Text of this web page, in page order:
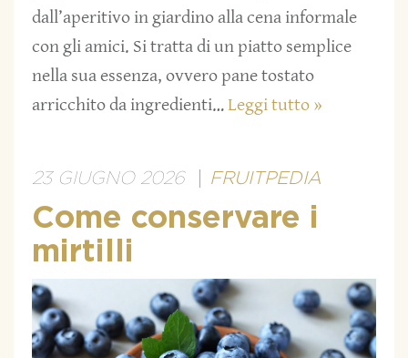
dall’aperitivo in giardino alla cena informale
con gli amici. Si tratta di un piatto semplice
nella sua essenza, ovvero pane tostato
arricchito da ingredienti…Leggi tutto »
23 GIUGNO 2026 FRUITPEDIA
Come conservare i
mirtilli